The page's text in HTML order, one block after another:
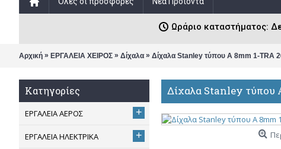
Ωράριο καταστήματος:
Αρχική » ΕΡΓΑΛΕΙΑ ΧΕΙΡΟΣ » Δίχαλα » Δίχαλα Stanley τύπου Α 8mm 1-TRA
Κατηγορίες
ΕΡΓΑΛΕΙΑ ΑΕΡΟΣ +
ΕΡΓΑΛΕΙΑ ΗΛΕΚΤΡΙΚΑ +
Δίχαλα Stanley τύπου